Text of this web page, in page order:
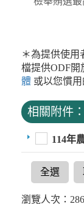
＊為提供使用
檔提供ODF開
體 或以您慣
相關附件：
114年
全選
瀏覽人次：